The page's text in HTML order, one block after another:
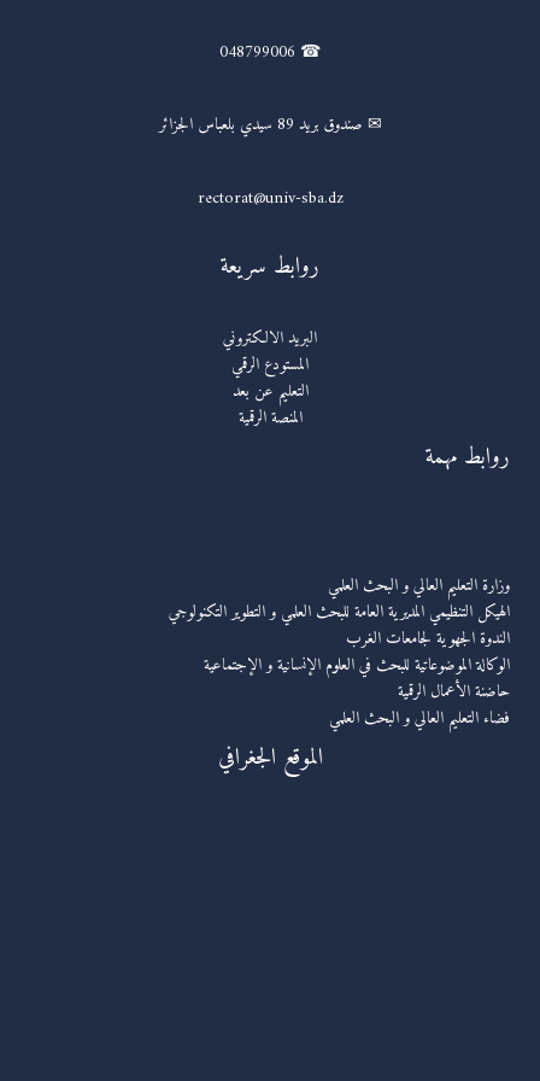
☎ 048799006
✉ صندوق بريد 89 سيدي بلعباس الجزائر
rectorat@univ-sba.dz
روابط سريعة
البريد الالكتروني
المستودع الرقمي
التعليم عن بعد
المنصة الرقمية
روابط مهمة
وزارة التعليم العالي و البحث العلمي
الهيكل التنظيمي المديرية العامة للبحث العلمي و التطوير التكنولوجي
الندوة الجهوية لجامعات الغرب
الوكالة الموضوعاتية للبحث في العلوم الإنسانية و الإجتماعية
حاضنة الأعمال الرقمية
فضاء التعليم العالي و البحث العلمي
الموقع الجغرافي